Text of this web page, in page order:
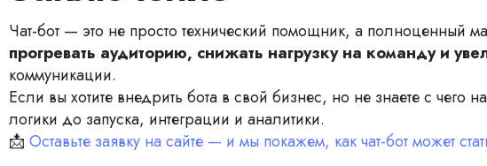
Чат-бот — это не просто технический помощник, а полноценный
прогревать аудиторию, снижать нагрузку на команду и
коммуникации.
Если вы хотите внедрить бота в свой бизнес, но не знаете с чего
логики до запуска, интеграции и аналитики.
📩 Оставьте заявку на сайте — и мы покажем, как чат-бот может